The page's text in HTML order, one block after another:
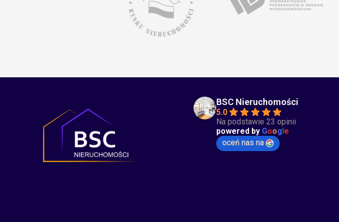
BSC Nieruchomości
5.0
Na podstawie 23 opinii
powered by Google
oceń nas na